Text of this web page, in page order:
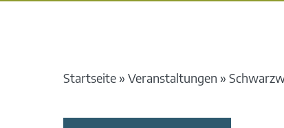
Startseite» Veranstaltungen »